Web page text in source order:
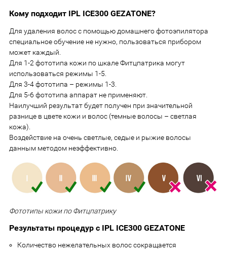
Кому подходит IPL ICE300 GEZATONE?
Для удаления волос с помощью домашнего фотоэпилятора
специальное обучение не нужно, пользоваться прибором
может каждый.
Для 1-2 фототипа кожи по шкале Фитцпатрика могут
использоваться режимы 1-5.
Для 3-4 фототипа – режимы 1-3.
Для 5-6 фототипа аппарат не применяют.
Наилучший результат будет получен при значительной
разнице в цвете кожи и волос (темные волосы – светлая
кожа).
Воздействие на очень светлые, седые и рыжие волосы
данным методом неэффективно.
Фототипы кожи по Фитцпатрику
Результаты процедур с IPL ICE300 GEZATONE
Количество нежелательных волос сокращается